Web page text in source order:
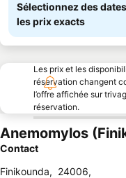
Sélectionnez des
les prix exacts
Les prix et les
réservation changent
l’offre affichée sur
réservation.
Anemomylos
Contact
Finikounda, 24006,